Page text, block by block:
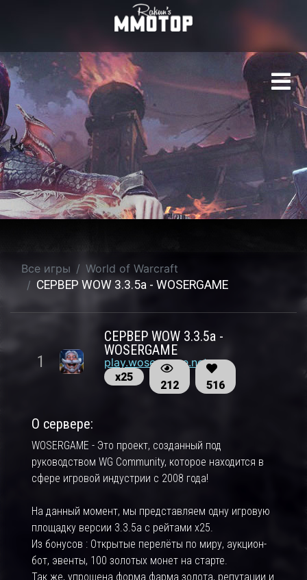
СЕРВЕР WOW 3.3.5a -
Все игры
World of Warcraft
СЕРВЕР WOW 3.3.5a - WOSERGAME
1
СЕРВЕР WOW 3.3.5a -
WOSERGAME
play.wosergame.net
х25
212 516
О сервере:
WOSERGAME - Это проект, созданный под
руководством WG Community, которое находится в
сфере игровой индустрии с 2008 года!
На данный момент, мы представляем одну игровую
площадку версии 3.3.5a с рейтами х25.
Из бонусов : Открытые перелёты по миру, аукцион-
бот, эвенты, 100 золотых монет на старте.
Так же, упрощена форма фарма золота, репутации и